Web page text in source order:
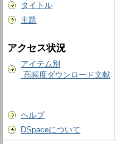
タイトル
主題
アクセス状況
アイテム別
高頻度ダウンロード文献
ヘルプ
DSpaceについて